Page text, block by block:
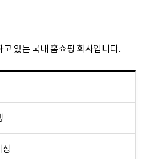
있는 국내 홈쇼핑 회사입니다.
상